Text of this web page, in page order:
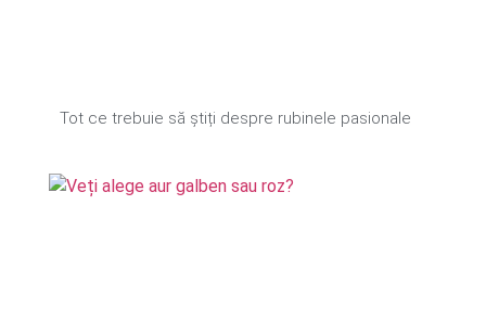
Tot ce trebuie să știți despre rubinele pasionale